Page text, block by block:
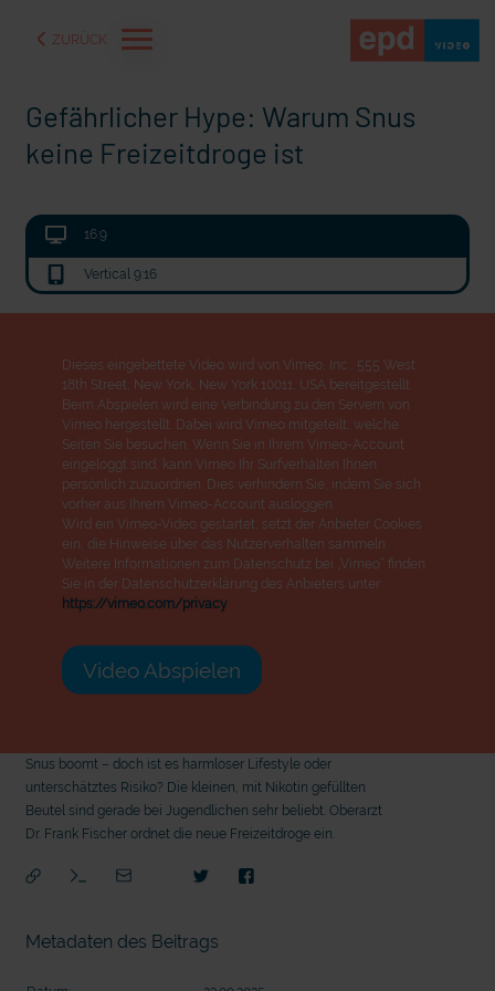
ZURÜCK
oder "Deppen der "Wir bauen Cherson wieder auf" - Optimismus in der
Gefährlicher Hype: Warum Snus
keine Freizeitdroge ist
16:9
Vertical 9:16
Dieses eingebettete Video wird von Vimeo, Inc., 555 West
18th Street, New York, New York 10011, USA bereitgestellt.
Beim Abspielen wird eine Verbindung zu den Servern von
Vimeo hergestellt. Dabei wird Vimeo mitgeteilt, welche
Seiten Sie besuchen. Wenn Sie in Ihrem Vimeo-Account
eingeloggt sind, kann Vimeo Ihr Surfverhalten Ihnen
persönlich zuzuordnen. Dies verhindern Sie, indem Sie sich
vorher aus Ihrem Vimeo-Account ausloggen.
Wird ein Vimeo-Video gestartet, setzt der Anbieter Cookies
ein, die Hinweise über das Nutzerverhalten sammeln.
Weitere Informationen zum Datenschutz bei „Vimeo“ finden
Sie in der Datenschutzerklärung des Anbieters unter:
https://vimeo.com/privacy
Video Abspielen
Snus boomt – doch ist es harmloser Lifestyle oder
unterschätztes Risiko? Die kleinen, mit Nikotin gefüllten
Beutel sind gerade bei Jugendlichen sehr beliebt. Oberarzt
Dr. Frank Fischer ordnet die neue Freizeitdroge ein.
Metadaten des Beitrags